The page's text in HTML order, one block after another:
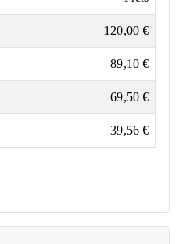
120,00 €
89,10 €
69,50 €
39,56 €